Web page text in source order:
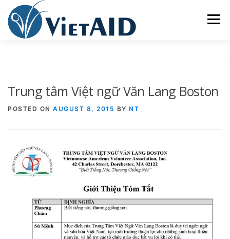
content
Menu
TRUNG TÂM CỘNG ĐỒNG SINH HOẠT
Trung tâm Việt ngữ Văn Lang Boston
POSTED ON AUGUST 8, 2015 BY NT